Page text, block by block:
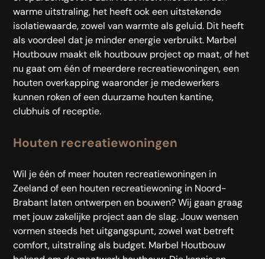
warme uitstraling, het heeft ook een uitstekende
isolatiewaarde, zowel van warmte als geluid. Dit heeft
als voordeel dat je minder energie verbruikt. Marbel
Houtbouw maakt elk houtbouw project op maat, of het
nu gaat om één of meerdere recreatiewoningen, een
houten overkapping waaronder je medewerkers
kunnen roken of een duurzame houten kantine,
clubhuis of receptie.
Houten recreatiewoningen
Wil je één of meer houten recreatiewoningen in
Zeeland of een houten recreatiewoning in Noord-
Brabant laten ontwerpen en bouwen? Wij gaan graag
met jouw zakelijke project aan de slag. Jouw wensen
vormen steeds het uitgangspunt, zowel wat betreft
comfort, uitstraling als budget. Marbel Houtbouw